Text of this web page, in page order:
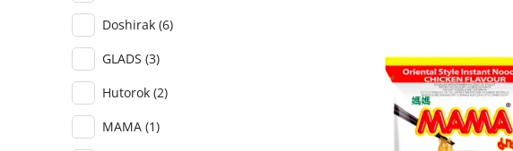
Tom Yum Sauce
Doshirak (6)
GLADS (3)
Hutorok (2)
MAMA (1)